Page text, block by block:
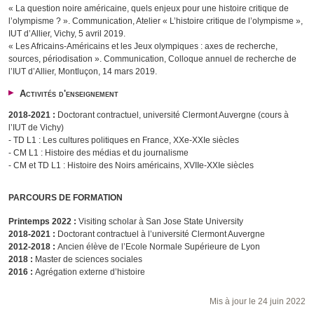
« La question noire américaine, quels enjeux pour une histoire critique de
l’olympisme ? ». Communication, Atelier « L’histoire critique de l’olympisme »,
IUT d’Allier, Vichy, 5 avril 2019.
« Les Africains-Américains et les Jeux olympiques : axes de recherche,
sources, périodisation ». Communication, Colloque annuel de recherche de
l’IUT d’Allier, Montluçon, 14 mars 2019.
Activités d'enseignement
2018-2021 : Doctorant contractuel, université Clermont Auvergne (cours à
l’IUT de Vichy)
- TD L1 : Les cultures politiques en France, XXe-XXIe siècles
- CM L1 : Histoire des médias et du journalisme
- CM et TD L1 : Histoire des Noirs américains, XVIIe-XXIe siècles
PARCOURS DE FORMATION
Printemps 2022 : Visiting scholar à San Jose State University
2018-2021 : Doctorant contractuel à l’université Clermont Auvergne
2012-2018 : Ancien élève de l’Ecole Normale Supérieure de Lyon
2018 : Master de sciences sociales
2016 : Agrégation externe d’histoire
Mis à jour le 24 juin 2022